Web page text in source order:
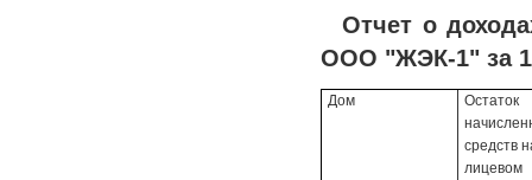
Отчет о
ООО "ЖЭК-1" за
Дом
Остаток
средств
лицевом